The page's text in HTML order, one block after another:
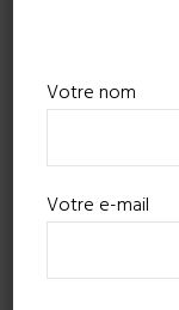
Votre nom
Votre e-mail